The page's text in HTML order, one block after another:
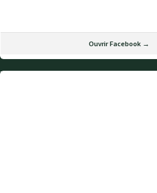
Ouvrir Facebook →